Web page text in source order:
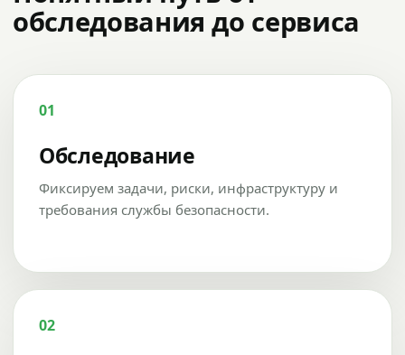
обследования до сервиса
01
Обследование
Фиксируем задачи, риски, инфраструктуру и
требования службы безопасности.
02